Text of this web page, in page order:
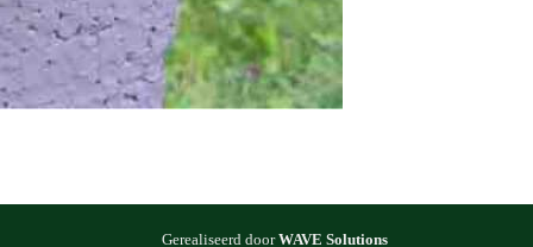
Gerealiseerd doorWAVE Solutions